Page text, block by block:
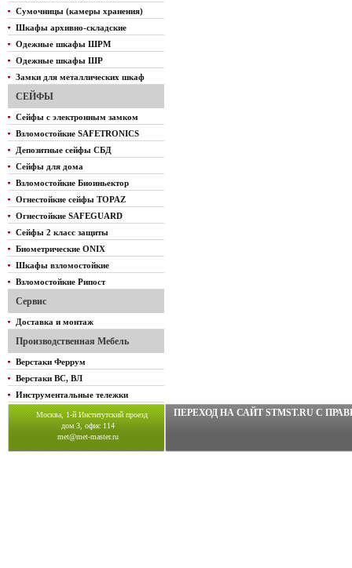
Сумочницы (камеры хранения)
Шкафы архивно-складские
Одежные шкафы ШРМ
Одежные шкафы ШР
Замки для металлических шкаф
СЕЙФЫ
Сейфы с электронным замком
Взломостойкие SAFETRONICS
Депозитные сейфы СБД
Сейфы для дома
Взломостойкие Биоиньектор
Огнестойкие сейфы TOPAZ
Огнестойкие SAFEGUARD
Сейфы 2 класс защиты
Биометрические ONIX
Шкафы взломостойкие
Взломостойкие Рипост
Сервис
Доставка и монтаж
Производственная Мебель
Верстаки Феррум
Верстаки ВС, ВЛ
Инструментальные тележки
Москва, 1-й Институтский проезд
дом 3, офис 114
met@met-master.ru
ПЕРЕХОД НА САЙТ STMST.RU C